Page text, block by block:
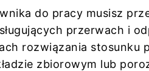
do pracy musisz
przerwach i
rozwiązania stosunku
zbiorowym lub